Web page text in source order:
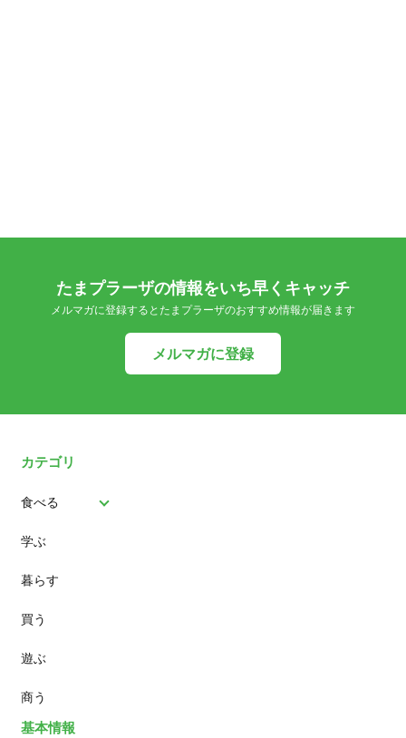
たまプラーザの情報をいち早くキャッチ
メルマガに登録するとたまプラーザのおすすめ情報が届きます
メルマガに登録
カテゴリ
食べる
パン
スイーツ
ランチ
カフェ
学ぶ
暮らす
買う
遊ぶ
商う
基本情報